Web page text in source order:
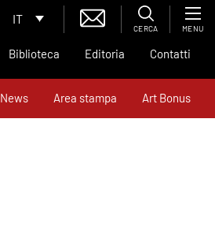
IT
CERCA MENU
Biblioteca Editoria Contatti
News Area stampa Art Bonus